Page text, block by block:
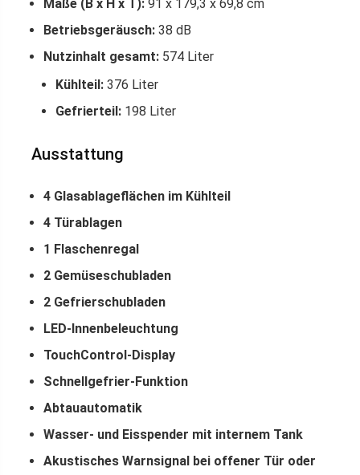
Maße (B x H x T): 91 x 179,3 x 69,8 cm
Betriebsgeräusch: 38 dB
Nutzinhalt gesamt: 574 Liter
Kühlteil: 376 Liter
Gefrierteil: 198 Liter
Ausstattung
4 Glasablageflächen im Kühlteil
4 Türablagen
1 Flaschenregal
2 Gemüseschubladen
2 Gefrierschubladen
LED-Innenbeleuchtung
TouchControl-Display
Schnellgefrier-Funktion
Abtauautomatik
Wasser- und Eisspender mit internem Tank
Akustisches Warnsignal bei offener Tür oder